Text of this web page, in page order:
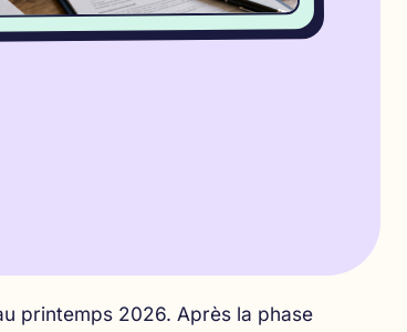
printemps 2026. Après la phase